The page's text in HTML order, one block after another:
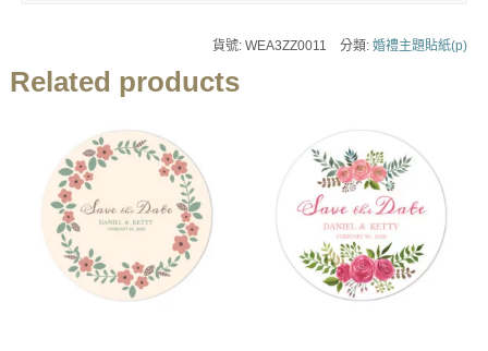
貨號:WEA3ZZ0011 分類:婚禮主題貼紙(p)
Related products